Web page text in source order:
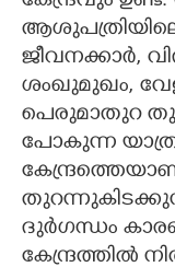
ജീവനക്കാർ,​
ശംഖുമുഖം,
പെരുമാതുറ
പോകുന്ന
ദുർഗന്ധം
കേന്ദ്രത്തിൽ